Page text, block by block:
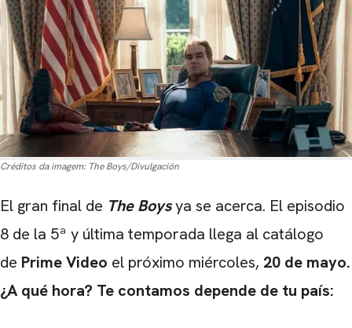
Créditos da imagem: The Boys/Divulgación
El gran final de The Boysya se acerca. El episodio
8 de la 5ª y última temporada llega al catálogo
de Prime Video el próximo miércoles, 20 de mayo.
¿A qué hora? Te contamos depende de tu país: